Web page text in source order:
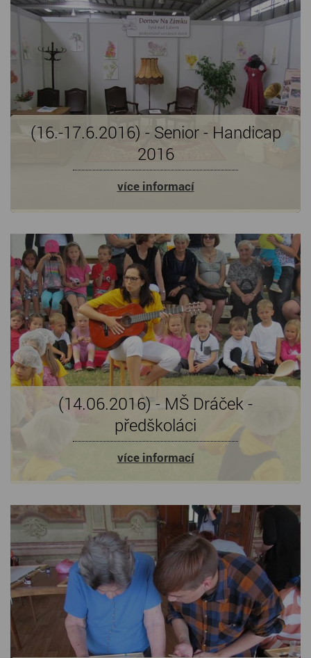
(16.-17.6.2016) - Senior - Handicap
2016
více informací
(14.06.2016) - MŠ Dráček -
předškoláci
více informací